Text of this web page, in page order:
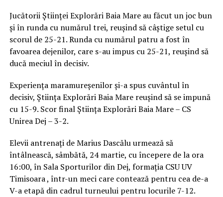
Jucătorii Științei Explorări Baia Mare au făcut un joc bun
și în runda cu numărul trei, reușind să câștige setul cu
scorul de 25-21. Runda cu numărul patru a fost în
favoarea dejenilor, care s-au impus cu 25-21, reușind să
ducă meciul în decisiv.
Experiența maramureșenilor și-a spus cuvântul în
decisiv, Știința Explorări Baia Mare reușind să se impună
cu 15-9. Scor final Știința Explorări Baia Mare – CS
Unirea Dej – 3-2.
Elevii antrenați de Marius Dascălu urmează să
întâlnească, sâmbătă, 24 martie, cu începere de la ora
16:00, în Sala Sporturilor din Dej, formația CSU UV
Timisoara , într-un meci care contează pentru cea de-a
V-a etapă din cadrul turneului pentru locurile 7-12.